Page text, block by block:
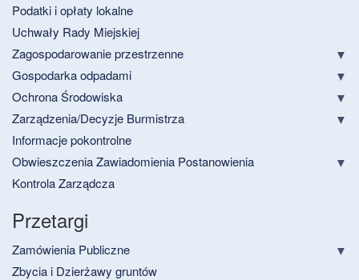
Podatki i opłaty lokalne
Uchwały Rady Miejskiej
Zagospodarowanie przestrzenne
Gospodarka odpadami
Ochrona Środowiska
Zarządzenia/Decyzje Burmistrza
Informacje pokontrolne
Obwieszczenia Zawiadomienia Postanowienia
Kontrola Zarządcza
Przetargi
Zamówienia Publiczne
Zbycia i Dzierżawy gruntów